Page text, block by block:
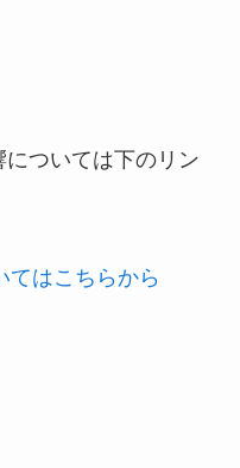
ついては下のリン
てはこちらから